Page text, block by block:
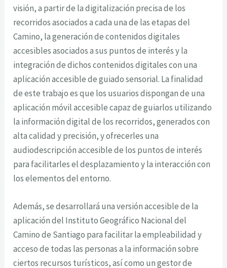
visión, a partir de la digitalización precisa de los
recorridos asociados a cada una de las etapas del
Camino, la generación de contenidos digitales
accesibles asociados a sus puntos de interés y la
integración de dichos contenidos digitales con una
aplicación accesible de guiado sensorial. La finalidad
de este trabajo es que los usuarios dispongan de una
aplicación móvil accesible capaz de guiarlos utilizando
la información digital de los recorridos, generados con
alta calidad y precisión, y ofrecerles una
audiodescripción accesible de los puntos de interés
para facilitarles el desplazamiento y la interacción con
los elementos del entorno.
Además, se desarrollará una versión accesible de la
aplicación del Instituto Geográfico Nacional del
Camino de Santiago para facilitar la empleabilidad y
acceso de todas las personas a la información sobre
ciertos recursos turísticos, así como un gestor de